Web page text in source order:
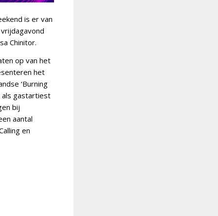
is er van
Chinitor.
op van het
het
‘Burning
als gastartiest
bij
aantal
en